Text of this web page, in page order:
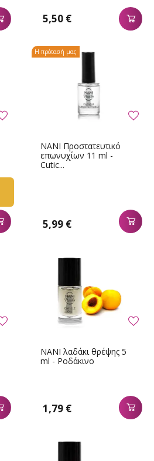
5,50 €
NANI Προστατευτικό
επωνυχίων 11 ml -
Cutic...
5,99 €
Η πρότασή μας
NANI λαδάκι θρέψης 5
ml - Ροδάκινο
1,79 €